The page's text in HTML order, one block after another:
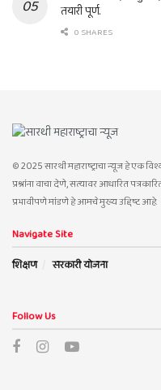
तयारी पूर्ण.
0 SHARES
© 2025 सारथी महाराष्ट्राचा न्यूज हे एक
प्रश्नांना वाचा देणे, सत्यावर आधारित
प्रभावीपणे मांडणे हे आमचे मुख्य उद्दिष्ट आहे.
Navigate Site
शिक्षण
सरकारी योजना
Follow Us